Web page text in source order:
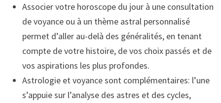
Associer votre horoscope du jour à une consultation
de voyance ou à un thème astral personnalisé
permet d’aller au-delà des généralités, en tenant
compte de votre histoire, de vos choix passés et de
vos aspirations les plus profondes.
Astrologie et voyance sont complémentaires: l’une
s’appuie sur l’analyse des astres et des cycles,